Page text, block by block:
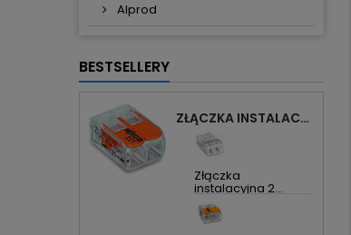
Alprod
BESTSELLERY
ZŁĄCZKA INSTALACYJNA 2X UNIWERSALNA COMPACT 221-412 WAGO
Złączka
instalacyjna 2...